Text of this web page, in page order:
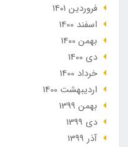
فروردین 1401
اسفند 1400
بهمن 1400
دی 1400
خرداد 1400
ارديبهشت 1400
بهمن 1399
دی 1399
آذر 1399